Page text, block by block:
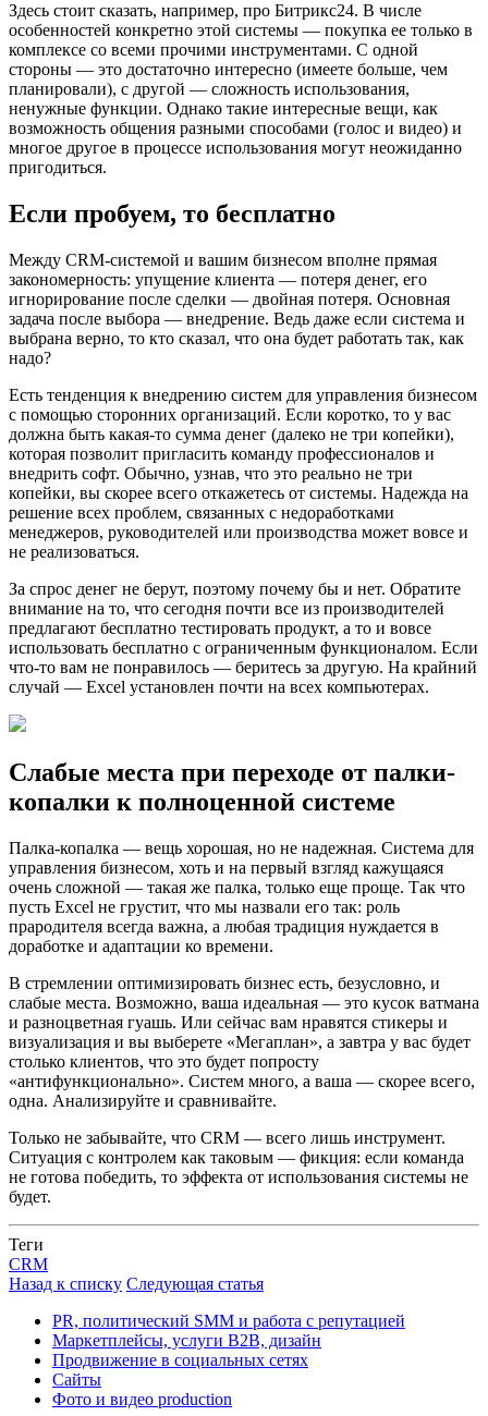
Здесь стоит сказать, например, про Битрикс24. В числе
особенностей конкретно этой системы — покупка ее только в
комплексе со всеми прочими инструментами. С одной
стороны — это достаточно интересно (имеете больше, чем
планировали), с другой — сложность использования,
ненужные функции. Однако такие интересные вещи, как
возможность общения разными способами (голос и видео) и
многое другое в процессе использования могут неожиданно
пригодиться.
Если пробуем, то бесплатно
Между CRM-системой и вашим бизнесом вполне прямая
закономерность: упущение клиента — потеря денег, его
игнорирование после сделки — двойная потеря. Основная
задача после выбора — внедрение. Ведь даже если система и
выбрана верно, то кто сказал, что она будет работать так, как
надо?
Есть тенденция к внедрению систем для управления бизнесом
с помощью сторонних организаций. Если коротко, то у вас
должна быть какая-то сумма денег (далеко не три копейки),
которая позволит пригласить команду профессионалов и
внедрить софт. Обычно, узнав, что это реально не три
копейки, вы скорее всего откажетесь от системы. Надежда на
решение всех проблем, связанных с недоработками
менеджеров, руководителей или производства может вовсе и
не реализоваться.
За спрос денег не берут, поэтому почему бы и нет. Обратите
внимание на то, что сегодня почти все из производителей
предлагают бесплатно тестировать продукт, а то и вовсе
использовать бесплатно с ограниченным функционалом. Если
что-то вам не понравилось — беритесь за другую. На крайний
случай — Excel установлен почти на всех компьютерах.
Слабые места при переходе от палки-
копалки к полноценной системе
Палка-копалка — вещь хорошая, но не надежная. Система для
управления бизнесом, хоть и на первый взгляд кажущаяся
очень сложной — такая же палка, только еще проще. Так что
пусть Excel не грустит, что мы назвали его так: роль
прародителя всегда важна, а любая традиция нуждается в
доработке и адаптации ко времени.
В стремлении оптимизировать бизнес есть, безусловно, и
слабые места. Возможно, ваша идеальная — это кусок ватмана
и разноцветная гуашь. Или сейчас вам нравятся стикеры и
визуализация и вы выберете «Мегаплан», а завтра у вас будет
столько клиентов, что это будет попросту
«антифункционально». Систем много, а ваша — скорее всего,
одна. Анализируйте и сравнивайте.
Только не забывайте, что CRM — всего лишь инструмент.
Ситуация с контролем как таковым — фикция: если команда
не готова победить, то эффекта от использования системы не
будет.
Теги
CRM
Назад к списку Следующая статья
PR, политический SMM и работа с репутацией
Маркетплейсы, услуги B2B, дизайн
Продвижение в социальных сетях
Сайты
Фото и видео production